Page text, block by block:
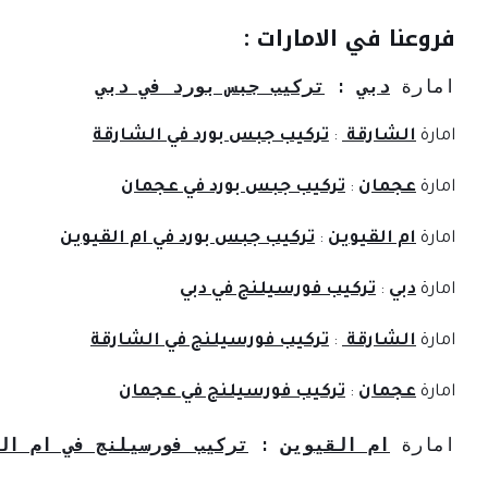
فروعنا في الامارات :
امارة دبي : تركيب جبس بورد في دبي
امارة الشارقة : تركيب جبس بورد في الشارقة
امارة عجمان : تركيب جبس بورد في عجمان
امارة ام القيوين : تركيب جبس بورد في ام القيوين
امارة دبي : تركيب فورسيلنج في دبي
امارة الشارقة : تركيب فورسيلنج في الشارقة
امارة عجمان : تركيب فورسيلنج في عجمان
امارة ام القيوين : تركيب فورسيلنج في ام